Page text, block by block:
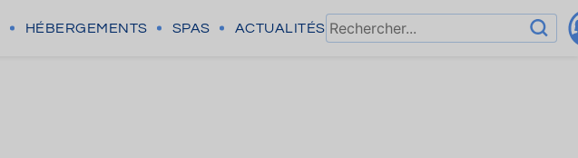
HÉBERGEMENTS SPAS ACTUALITÉS